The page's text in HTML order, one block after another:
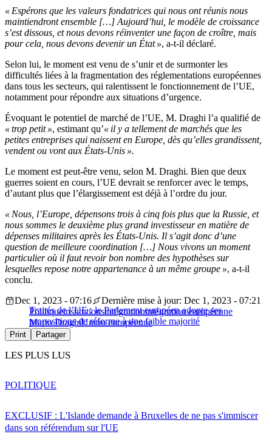
« Espérons que les valeurs fondatrices qui nous ont réunis nous
maintiendront ensemble […] Aujourd’hui, le modèle de croissance
s’est dissous, et nous devons réinventer une façon de croître, mais
pour cela, nous devons devenir un État », a-t-il déclaré.
Selon lui, le moment est venu de s’unir et de surmonter les
difficultés liées à la fragmentation des réglementations européennes
dans tous les secteurs, qui ralentissent le fonctionnement de l’UE,
notamment pour répondre aux situations d’urgence.
Évoquant le potentiel de marché de l’UE, M. Draghi l’a qualifié de
« trop petit », estimant qu’« il y a tellement de marchés que les
petites entreprises qui naissent en Europe, dès qu’elles grandissent,
vendent ou vont aux États-Unis ».
Le moment est peut-être venu, selon M. Draghi. Bien que deux
guerres soient en cours, l’UE devrait se renforcer avec le temps,
d’autant plus que l’élargissement est déjà à l’ordre du jour.
« Nous, l’Europe, dépensons trois à cinq fois plus que la Russie, et
nous sommes le deuxième plus grand investisseur en matière de
dépenses militaires après les États-Unis. Il s’agit donc d’une
question de meilleure coordination […] Nous vivons un moment
particulier où il faut revoir bon nombre des hypothèses sur
lesquelles repose notre appartenance à un même groupe », a-t-il
conclu.
Traités de l’UE : le Parlement européen adopte ses
propositions de réforme à une faible majorité
Dec 1, 2023 - 07:16
Dernière mise à jour: Dec 1, 2023 - 07:21
Politiqueinstitutionsintégrationintégration européenne
Mario DraghiUnion européenne
Print Partager
LES PLUS LUS
EXCLUSIF : L'Islande demande à Bruxelles de ne pas s'immiscer
dans son référendum sur l'UE
POLITIQUE